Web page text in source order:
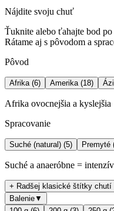
Nájdite svoju chuť
Ťuknite alebo ťahajte bod
Rátame aj s pôvodom a
Pôvod
Afrika (6) Amerika (18)
Afrika ovocnejšia a kyslejšia
Spracovanie
Suché (natural) (5) Premyté
Suché a anaeróbne =
+ Radšej klasické štítky chutí
Balenie▼